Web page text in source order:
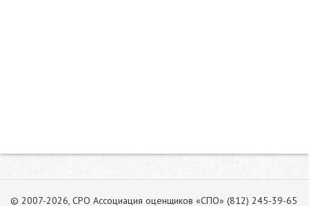
© 2007-2026, СРО Ассоциация оценщиков «СПО» (812) 245-39-65